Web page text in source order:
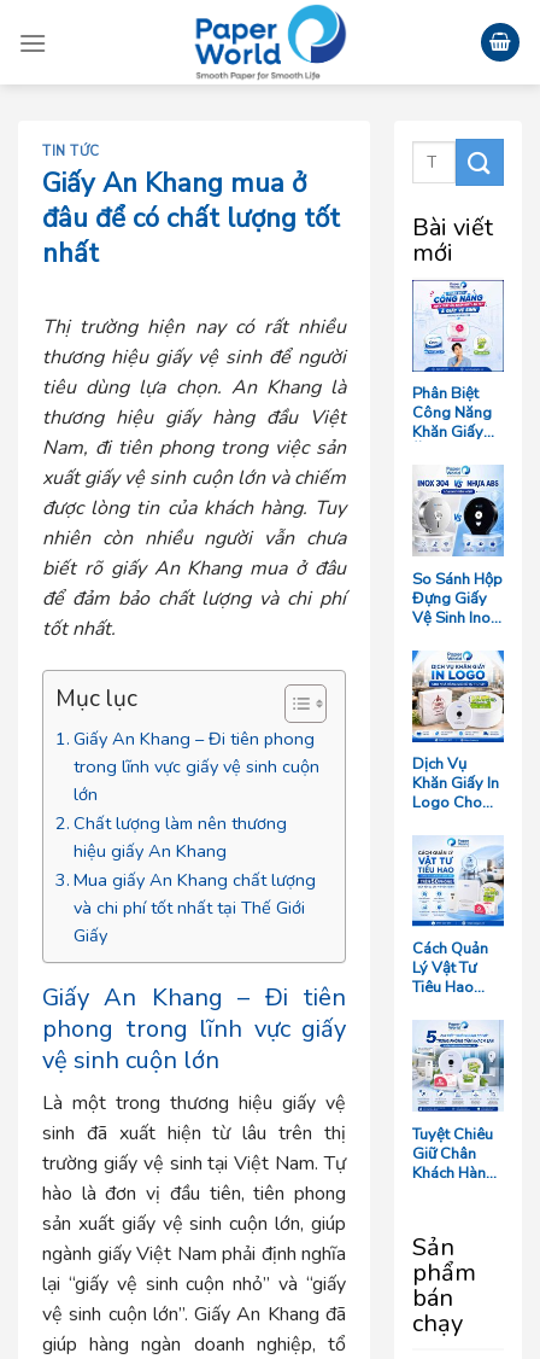
TIN TỨC
Giấy An Khang mua ở
đâu để có chất lượng tốt
nhất
Thị trường hiện nay có rất nhiều
thương hiệu giấy vệ sinh để người
tiêu dùng lựa chọn. An Khang là
thương hiệu giấy hàng đầu Việt
Nam, đi tiên phong trong việc sản
xuất giấy vệ sinh cuộn lớn và chiếm
được lòng tin của khách hàng. Tuy
nhiên còn nhiều người vẫn chưa
biết rõ giấy An Khang mua ở đâu
để đảm bảo chất lượng và chi phí
tốt nhất.
Mục lục
Giấy An Khang – Đi tiên phong
trong lĩnh vực giấy vệ sinh cuộn
lớn
Chất lượng làm nên thương
hiệu giấy An Khang
Mua giấy An Khang chất lượng
và chi phí tốt nhất tại Thế Giới
Giấy
Giấy An Khang – Đi tiên
phong trong lĩnh vực giấy
vệ sinh cuộn lớn
Là một trong thương hiệu giấy vệ
sinh đã xuất hiện từ lâu trên thị
trường giấy vệ sinh tại Việt Nam. Tự
hào là đơn vị đầu tiên, tiên phong
sản xuất giấy vệ sinh cuộn lớn, giúp
ngành giấy Việt Nam phải định nghĩa
lại “giấy vệ sinh cuộn nhỏ” và “giấy
vệ sinh cuộn lớn”. Giấy An Khang đã
giúp hàng ngàn doanh nghiệp, tổ
Bài viết
mới
Phân Biệt
Công Năng
Khăn Giấy
Giấy Lau Tay
Và Giấy Vệ
Sinh Trong
Ngành F&B
So Sánh Hộp
Đựng Giấy
Vệ Sinh Inox
Nhựa: Loại
Nào Bền
Hơn?
Dịch Vụ
Khăn Giấy In
Logo Cho
Giá Rẻ Tại
TP.HCM
Cách Quản
Lý Vật Tư
Tiêu Hao
Sạn Quy Mô
Trên 50
Phòng Giúp
Tối Ưu Chi
Phí Vận
Hành
Tuyệt Chiêu
Giữ Chân
Khách Hàng:
Phòng Tắm
Resort
Sản
phẩm
bán
chạy